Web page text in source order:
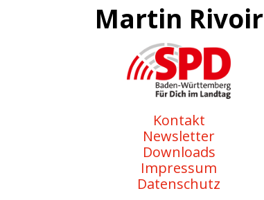
Martin Rivoir
Kontakt
Newsletter
Downloads
Impressum
Datenschutz